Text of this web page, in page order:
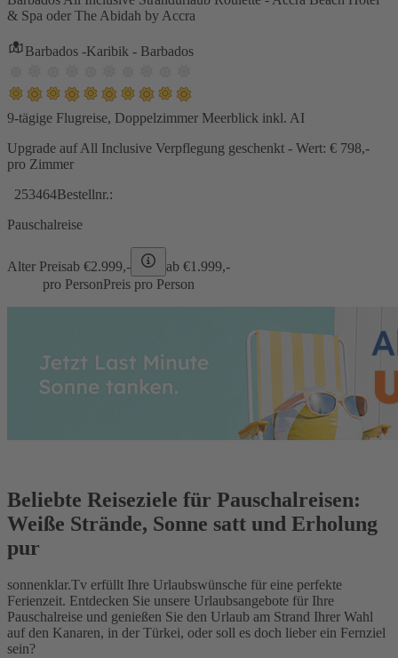
& Spa oder The Abidah by Accra
Barbados -Karibik - Barbados
9-tägige Flugreise, Doppelzimmer Meerblick inkl. AI
Upgrade auf All Inclusive Verpflegung geschenkt - Wert: € 798,-
pro Zimmer
253464Bestellnr.:
Pauschalreise
Alter Preisab €2.999,- ab €1.999,-
pro PersonPreis pro Person
Beliebte Reiseziele für Pauschalreisen:
Weiße Strände, Sonne satt und Erholung
pur
sonnenklar.Tv erfüllt Ihre Urlaubswünsche für eine perfekte
Ferienzeit. Entdecken Sie unsere Urlaubsangebote für Ihre
Pauschalreise und genießen Sie den Urlaub am Strand Ihrer Wahl
auf den Kanaren, in der Türkei, oder soll es doch lieber ein Fernziel
sein?